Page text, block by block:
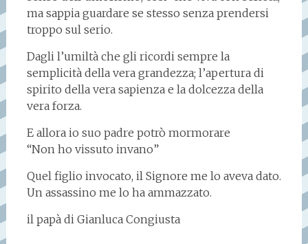
ma sappia guardare se stesso senza prendersi
troppo sul serio.
Dagli l’umiltà che gli ricordi sempre la
semplicità della vera grandezza; l’apertura di
spirito della vera sapienza e la dolcezza della
vera forza.
E allora io suo padre potrò mormorare
“Non ho vissuto invano”
Quel figlio invocato, il Signore me lo aveva dato.
Un assassino me lo ha ammazzato.
il papà di Gianluca Congiusta